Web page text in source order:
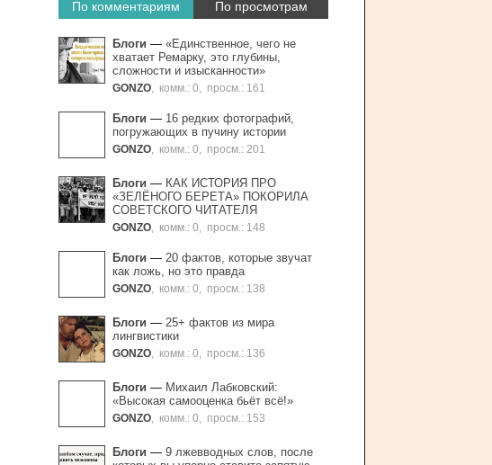
По комментариям По просмотрам
Блоги — «Единственное, чего не
хватает Ремарку, это глубины,
сложности и изысканности»
GONZO комм.: 0 просм.: 161
Блоги — 16 редких фотографий,
погружающих в пучину истории
GONZO комм.: 0 просм.: 201
Блоги — КАК ИСТОРИЯ ПРО
«ЗЕЛЁНОГО БЕРЕТА» ПОКОРИЛА
СОВЕТСКОГО ЧИТАТЕЛЯ
GONZO комм.: 0 просм.: 148
Блоги — 20 фактов, которые звучат
как ложь, но это правда
GONZO комм.: 0 просм.: 138
Блоги — 25+ фактов из мира
лингвистики
GONZO комм.: 0 просм.: 136
Блоги — Михаил Лабковский:
«Высокая самооценка бьёт всё!»
GONZO комм.: 0 просм.: 153
Блоги — 9 лжевводных слов, после